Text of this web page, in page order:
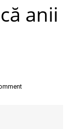
anii